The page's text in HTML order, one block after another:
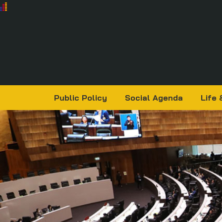
Public Policy Social Agenda Life